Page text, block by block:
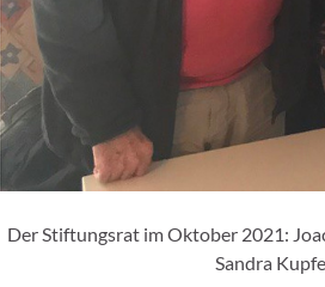
Der Stiftungsrat im Oktober 2021:
Sandra